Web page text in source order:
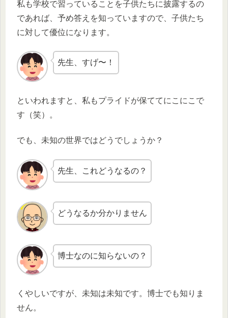
私も学校で習っていることを子供たちに披露するの
であれば、予め答えを知っていますので、子供たち
に対して優位になります。
先生、すげ〜！
といわれますと、私もプライドが保ててにこにこで
す（笑）。
でも、未知の世界ではどうでしょうか？
先生、これどうなるの？
どうなるか分かりません
博士なのに知らないの？
くやしいですが、未知は未知です。博士でも知りま
せん。